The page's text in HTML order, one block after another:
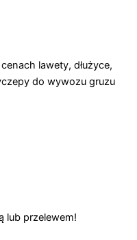
lawety, dłużyce,
do wywozu gruzu
lub przelewem!